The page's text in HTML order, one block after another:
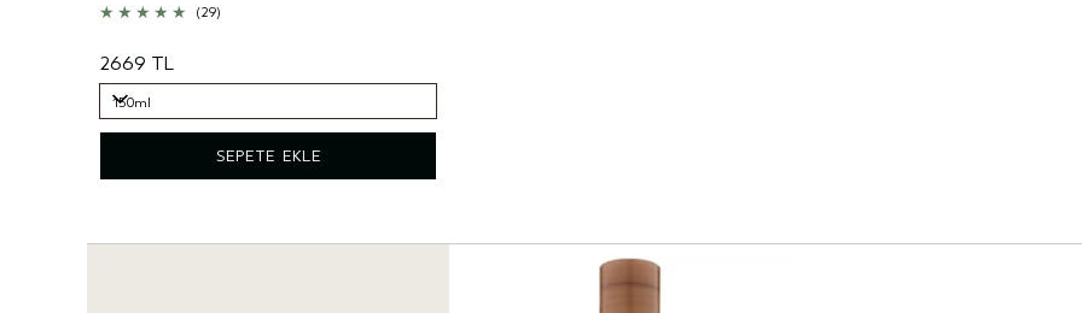
(29)
2669 TL
150ml
SEPETE EKLE